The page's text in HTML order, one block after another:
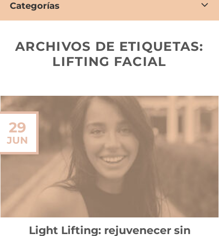
Categorías
ARCHIVOS DE ETIQUETAS:
LIFTING FACIAL
Light Lifting: rejuvenecer sin
29
JUN